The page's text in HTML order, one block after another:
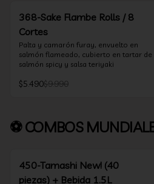
368-Sake Flambe Rolls / 8
Cortes
Palta y camarón furay, envuelto en
salmón flameado, cubierto en tartar de
salmón spicy y salsa teriyaki
$5.490$9.990
⚽ COMBOS
450-Tamashi New! (40
piezas) + Bebida 1.5L